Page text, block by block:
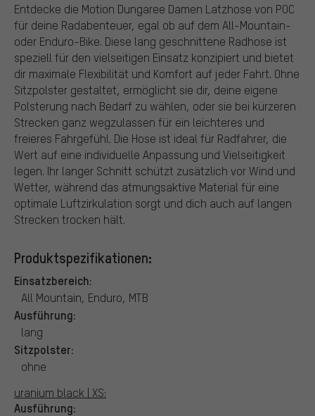
Entdecke die Motion Dungaree Damen Latzhose von POC
für deine Radabenteuer, egal ob auf dem All-Mountain-
oder Enduro-Bike. Diese lang geschnittene Radhose ist
speziell für den vielseitigen Einsatz konzipiert und bietet
dir maximale Flexibilität und Komfort auf jeder Fahrt. Ohne
Sitzpolster gestaltet, ermöglicht sie dir, deine eigene
Polsterung nach Bedarf zu wählen, oder sie bei kürzeren
Strecken ganz wegzulassen für ein leichteres und
freieres Fahrgefühl. Die Hose ist ideal für Radfahrer, die
Wert auf eine individuelle Anpassung und Vielseitigkeit
legen. Ihr langer Schnitt schützt zusätzlich vor Wind und
Wetter, während das atmungsaktive Material für eine
optimale Luftzirkulation sorgt und dich auch auf langen
Strecken trocken hält.
Produktspezifikationen:
Einsatzbereich:
All Mountain, Enduro, MTB
Ausführung:
lang
Sitzpolster:
ohne
uranium black | XS:
Ausführung: